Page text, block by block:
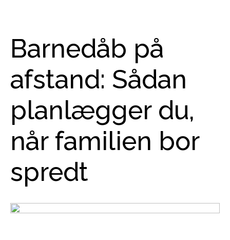
Barnedåb på
afstand: Sådan
planlægger du,
når familien bor
spredt